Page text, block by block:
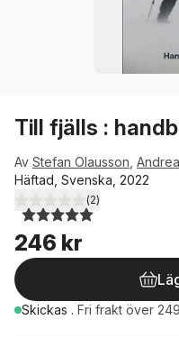
Till fjälls :
Av Stefan Olausson
Häftad, Svenska, 2022
5,0utav 5 stjärnor. Totalt
(2)
246 kr
Skickas . Fri frakt över